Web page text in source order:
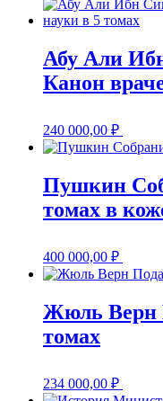
Абу Али
Канон
240 000,00 ₽
Пушкин
томах в
400 000,00 ₽
Жюль Верн
томах
234 000,00 ₽